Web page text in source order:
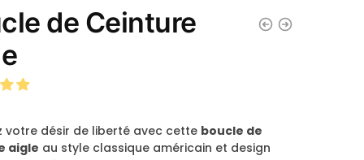
de Ceinture
votre désir de liberté avec cette boucle de
aigle au style classique américain et design